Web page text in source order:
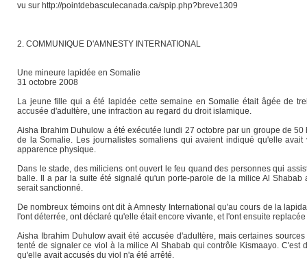
vu sur http://pointdebasculecanada.ca/spip.php?breve1309
2. COMMUNIQUE D'AMNESTY INTERNATIONAL
Une mineure lapidée en Somalie
31 octobre 2008
La jeune fille qui a été lapidée cette semaine en Somalie était âgée de
accusée d'adultère, une infraction au regard du droit islamique.
Aisha Ibrahim Duhulow a été exécutée lundi 27 octobre par un groupe de
de la Somalie. Les journalistes somaliens qui avaient indiqué qu'elle
apparence physique.
Dans le stade, des miliciens ont ouvert le feu quand des personnes qui
balle. Il a par la suite été signalé qu'un porte-parole de la milice Al
serait sanctionné.
De nombreux témoins ont dit à Amnesty International qu'au cours de la
l'ont déterrée, ont déclaré qu'elle était encore vivante, et l'ont ensuite
Aisha Ibrahim Duhulow avait été accusée d'adultère, mais certaines
tenté de signaler ce viol à la milice Al Shabab qui contrôle Kismaayo.
qu'elle avait accusés du viol n'a été arrêté.